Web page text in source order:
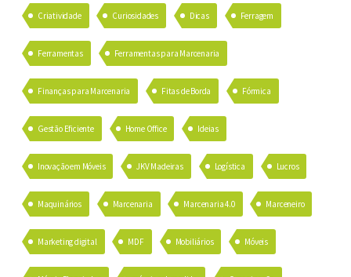
Criatividade Curiosidades Dicas Ferragem
Ferramentas Ferramentas para Marcenaria
Finanças para Marcenaria Fitas de Borda Fórmica
Gestão Eficiente Home Office Ideias
Inovação em Móveis JKV Madeiras Logística Lucros
Maquinários Marcenaria Marcenaria 4.0 Marceneiro
Marketing digital MDF Mobiliários Móveis